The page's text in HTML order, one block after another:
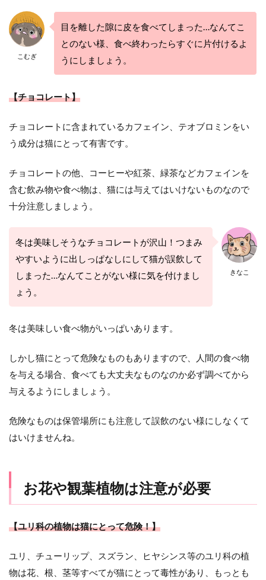
こむぎ
目を離した隙に皮を食べてしまった…なんてこ
とのない様、食べ終わったらすぐに片付けるよ
うにしましょう。
【チョコレート】
チョコレートに含まれているカフェイン、テオブロミンをい
う成分は猫にとって有害です。
チョコレートの他、コーヒーや紅茶、緑茶などカフェインを
含む飲み物や食べ物は、猫には与えてはいけないものなので
十分注意しましょう。
きなこ
冬は美味しそうなチョコレートが沢山！つまみ
やすいように出しっぱなしにして猫が誤飲して
しまった…なんてことがない様に気を付けまし
ょう。
冬は美味しい食べ物がいっぱいあります。
しかし猫にとって危険なものもありますので、人間の食べ物
を与える場合、食べても大丈夫なものなのか必ず調べてから
与えるようにしましょう。
危険なものは保管場所にも注意して誤飲のない様にしなくて
はいけませんね。
お花や観葉植物は注意が必要
【ユリ科の植物は猫にとって危険！】
ユリ、チューリップ、スズラン、ヒヤシンス等のユリ科の植
物は花、根、茎等すべてが猫にとって毒性があり、もっとも